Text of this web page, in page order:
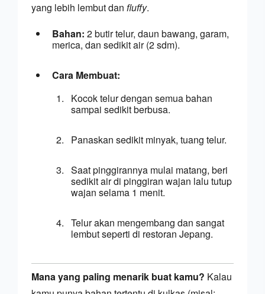
yang lebih lembut dan fluffy.
Bahan: 2 butir telur, daun bawang, garam,
merica, dan sedikit air (2 sdm).
Cara Membuat:
Kocok telur dengan semua bahan
sampai sedikit berbusa.
Panaskan sedikit minyak, tuang telur.
Saat pinggirannya mulai matang, beri
sedikit air di pinggiran wajan lalu tutup
wajan selama 1 menit.
Telur akan mengembang dan sangat
lembut seperti di restoran Jepang.
Mana yang paling menarik buat kamu? Kalau